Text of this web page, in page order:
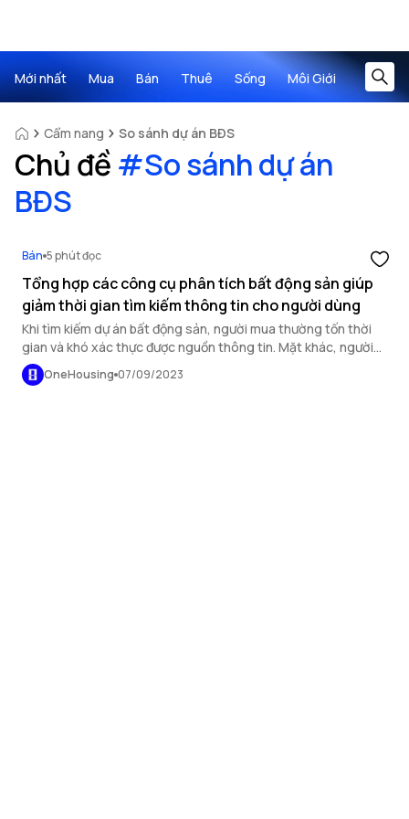
Mới nhất Mua Bán Thuê Sống Môi Giới
Cẩm nang So sánh dự án BĐS
Chủ đề #So sánh dự án
BĐS
Bán 5 phút đọc
Tổng hợp các công cụ phân tích bất động sản giúp
giảm thời gian tìm kiếm thông tin cho người dùng
Khi tìm kiếm dự án bất động sản, người mua thường tốn thời
gian và khó xác thực được nguồn thông tin. Mặt khác, người
bán nhà cũng không tiếp cận được khách hàng tiềm năng do
thiếu điểm chạm và công cụ hỗ trợ tìm kiếm. Nhằm giải quyết
OneHousing 07/09/2023